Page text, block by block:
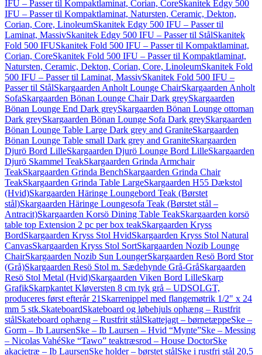
IFU – Passer til Kompaktlaminat, Corian, CoreSkanitek Edgy 500
IFU – Passer til Kompaktlaminat, Natursten, Ceramic, Dekton,
Corian, Core, LinoleumSkanitek Edgy 500 IFU – Passer til
Laminat, MassivSkanitek Edgy 500 IFU – Passer til StålSkanitek
Fold 500 IFUSkanitek Fold 500 IFU – Passer til Kompaktlaminat,
Corian, CoreSkanitek Fold 500 IFU – Passer til Kompaktlaminat,
Natursten, Ceramic, Dekton, Corian, Core, LinoleumSkanitek Fold
500 IFU – Passer til Laminat, MassivSkanitek Fold 500 IFU –
Passer til StålSkargaarden Anholt Lounge ChairSkargaarden Anholt
SofaSkargaarden Bönan Lounge Chair Dark greySkargaarden
Bönan Lounge End Dark greySkargaarden Bönan Lounge ottoman
Dark greySkargaarden Bönan Lounge Sofa Dark greySkargaarden
Bönan Lounge Table Large Dark grey and GraniteSkargaarden
Bönan Lounge Table small Dark grey and GraniteSkargaarden
Djurö Bord LilleSkargaarden Djurö Lounge Bord LilleSkargaarden
Djurö Skammel TeakSkargaarden Grinda Armchair
TeakSkargaarden Grinda BenchSkargaarden Grinda Chair
TeakSkargaarden Grinda Table LargeSkargaarden H55 Dækstol
(Hvid)Skargaarden Häringe Loungebord Teak (Børstet
stål)Skargaarden Häringe Loungesofa Teak (Børstet stål –
Antracit)Skargaarden Korsö Dining Table TeakSkargaarden korsö
table top Extension 2 pc per box teakSkargaarden Kryss
BordSkargaarden Kryss Stol HvidSkargaarden Kryss Stol Natural
CanvasSkargaarden Kryss Stol SortSkargaarden Nozib Lounge
ChairSkargaarden Nozib Sun LoungerSkargaarden Resö Bord Stor
(Grå)Skargaarden Resö Stol m. Sædehynde Grå-GråSkargaarden
Resö Stol Metal (Hvid)Skargaarden Viken Bord LilleSkarp
GrafikSkarpkantet Kløversten 8 cm tyk grå – UDSOLGT,
produceres først efterår 21 Skarrenippel med flangemøtrik 1/2" x 24
mm 5 stk.SkateboardSkateboard og løbehjuls ophæng – Rustfrit
stålSkateboard ophæng – Rustfrit stålSkattejagt – børnetæppeSke –
Gorm – Ib LaursenSke – Ib Laursen – Hvid “Mynte”Ske – Messing
– Nicolas VahéSke “Tawo” teaktræsrod – House DoctorSke
akacietræ – Ib LaursenSke holder – børstet stålSke i rustfri stål 20,5